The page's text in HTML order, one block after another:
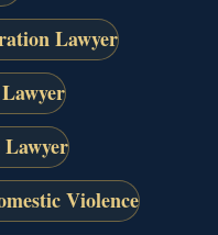
Lawyer
Violence